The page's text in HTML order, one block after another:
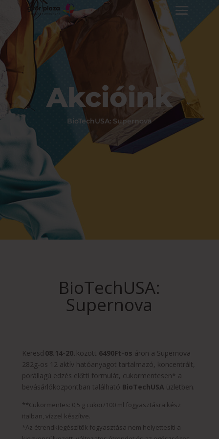
Akcióink
BioTechUSA: Supernova
BioTechUSA:
Supernova
Keresd 08.14-20. között 6490Ft-os áron a Supernova
282g-os 12 aktív hatóanyagot tartalmazó, koncentrált,
porállagú edzés előtti formulát, cukormentesen* a
bevásárlóközpontban található BioTechUSA üzletben.
**Cukormentes: 0,5 g cukor/100 ml fogyasztásra kész
italban, vízzel készítve.
*Az étrendkiegészítők fogyasztása nem helyettesíti a